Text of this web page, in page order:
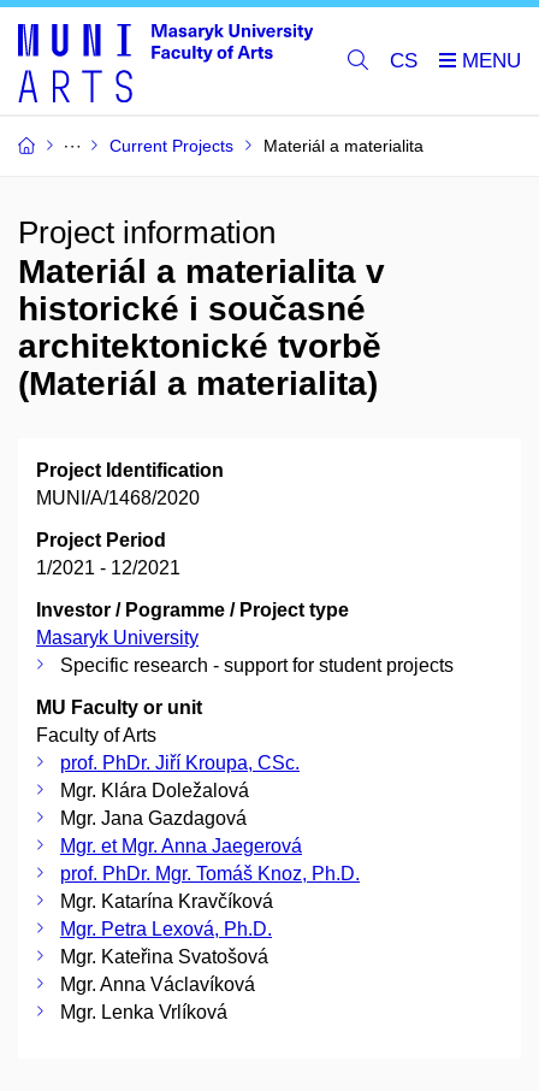
CS
Current Projects Materiál a materialita
Project information
Materiál a materialita v
historické i současné
architektonické tvorbě
(Materiál a materialita)
Project Identification
MUNI/A/1468/2020
Project Period
1/2021 - 12/2021
Investor / Pogramme / Project type
Masaryk University
Specific research - support for student projects
MU Faculty or unit
Faculty of Arts
prof. PhDr. Jiří Kroupa, CSc.
Mgr. Klára Doležalová
Mgr. Jana Gazdagová
Mgr. et Mgr. Anna Jaegerová
prof. PhDr. Mgr. Tomáš Knoz, Ph.D.
Mgr. Katarína Kravčíková
Mgr. Petra Lexová, Ph.D.
Mgr. Kateřina Svatošová
Mgr. Anna Václavíková
Mgr. Lenka Vrlíková